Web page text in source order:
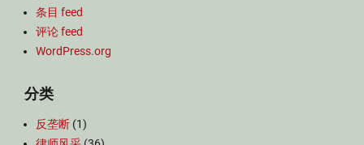
条目 feed
评论 feed
WordPress.org
分类
反垄断 (1)